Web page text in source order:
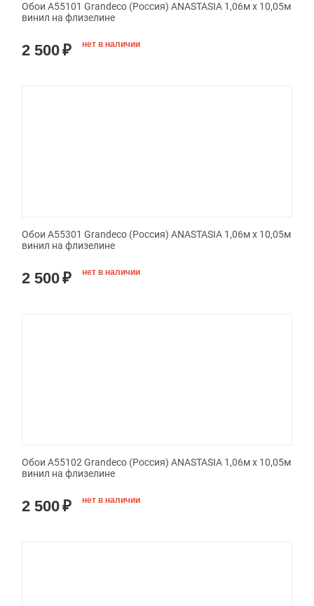
Обои A55101 Grandeco (Россия) ANASTASIA 1,06м х 10,05м
винил на флизелине
2 500₽ нет в наличии
Обои A55301 Grandeco (Россия) ANASTASIA 1,06м х 10,05м
винил на флизелине
2 500₽ нет в наличии
Обои A55102 Grandeco (Россия) ANASTASIA 1,06м х 10,05м
винил на флизелине
2 500₽ нет в наличии